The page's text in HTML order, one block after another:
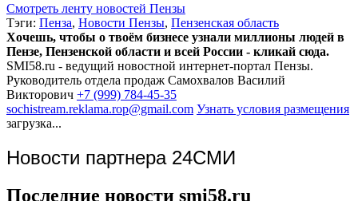
Смотреть ленту новостей Пензы
Тэги: Пенза, Новости Пензы, Пензенская область
Хочешь, чтобы о твоём бизнесе узнали миллионы людей в
Пензе, Пензенской области и всей России - кликай сюда.
SMI58.ru - ведущий новостной интернет-портал Пензы.
Руководитель отдела продаж Самохвалов Василий
Викторович +7 (999) 784-45-35
sochistream.reklama.rop@gmail.com Узнать условия размещения
загрузка...
Новости партнера 24СМИ
Последние новости smi58.ru